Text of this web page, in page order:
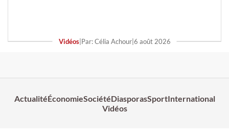
Vidéos| Par: Célia Achour| 6 août 2026
ActualitéÉconomieSociétéDiasporasSportInternational
Vidéos